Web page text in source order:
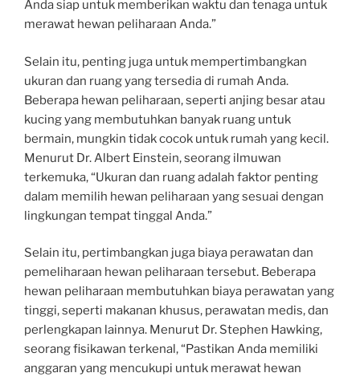
Anda siap untuk memberikan waktu dan tenaga untuk
merawat hewan peliharaan Anda.”
Selain itu, penting juga untuk mempertimbangkan
ukuran dan ruang yang tersedia di rumah Anda.
Beberapa hewan peliharaan, seperti anjing besar atau
kucing yang membutuhkan banyak ruang untuk
bermain, mungkin tidak cocok untuk rumah yang kecil.
Menurut Dr. Albert Einstein, seorang ilmuwan
terkemuka, “Ukuran dan ruang adalah faktor penting
dalam memilih hewan peliharaan yang sesuai dengan
lingkungan tempat tinggal Anda.”
Selain itu, pertimbangkan juga biaya perawatan dan
pemeliharaan hewan peliharaan tersebut. Beberapa
hewan peliharaan membutuhkan biaya perawatan yang
tinggi, seperti makanan khusus, perawatan medis, dan
perlengkapan lainnya. Menurut Dr. Stephen Hawking,
seorang fisikawan terkenal, “Pastikan Anda memiliki
anggaran yang mencukupi untuk merawat hewan